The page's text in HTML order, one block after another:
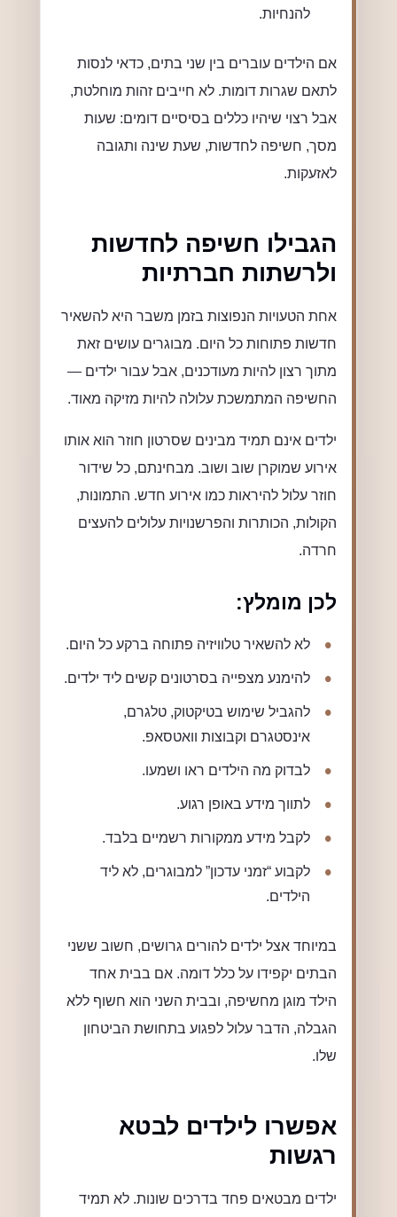
להנחיות.
אם הילדים עוברים בין שני בתים, כדאי לנסות
לתאם שגרות דומות. לא חייבים זהות מוחלטת,
אבל רצוי שיהיו כללים בסיסיים דומים: שעות
מסך, חשיפה לחדשות, שעת שינה ותגובה
לאזעקות.
הגבילו חשיפה לחדשות
ולרשתות חברתיות
אחת הטעויות הנפוצות בזמן משבר היא להשאיר
חדשות פתוחות כל היום. מבוגרים עושים זאת
מתוך רצון להיות מעודכנים, אבל עבור ילדים —
החשיפה המתמשכת עלולה להיות מזיקה מאוד.
ילדים אינם תמיד מבינים שסרטון חוזר הוא אותו
אירוע שמוקרן שוב ושוב. מבחינתם, כל שידור
חוזר עלול להיראות כמו אירוע חדש. התמונות,
הקולות, הכותרות והפרשנויות עלולים להעצים
חרדה.
לכן מומלץ:
לא להשאיר טלוויזיה פתוחה ברקע כל היום.
להימנע מצפייה בסרטונים קשים ליד ילדים.
להגביל שימוש בטיקטוק, טלגרם,
אינסטגרם וקבוצות וואטסאפ.
לבדוק מה הילדים ראו ושמעו.
לתווך מידע באופן רגוע.
לקבל מידע ממקורות רשמיים בלבד.
לקבוע “זמני עדכון” למבוגרים, לא ליד
הילדים.
במיוחד אצל ילדים להורים גרושים, חשוב ששני
הבתים יקפידו על כלל דומה. אם בבית אחד
הילד מוגן מחשיפה, ובבית השני הוא חשוף ללא
הגבלה, הדבר עלול לפגוע בתחושת הביטחון
שלו.
אפשרו לילדים לבטא
רגשות
ילדים מבטאים פחד בדרכים שונות. לא תמיד